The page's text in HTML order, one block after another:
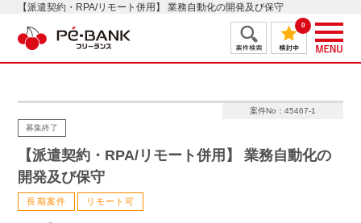
【派遣契約・RPA/リモート併用】 業務自動化の開発及び保守
0
案件No：45467-1
募集終了
【派遣契約・RPA/リモート併用】 業務自動化の
開発及び保守
長期案件 リモート可